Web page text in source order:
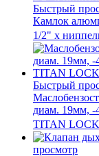
Быстрый
Камлок
1/2" х
Быстрый
диам. 19мм, -
TITAN LOCK
просмотр